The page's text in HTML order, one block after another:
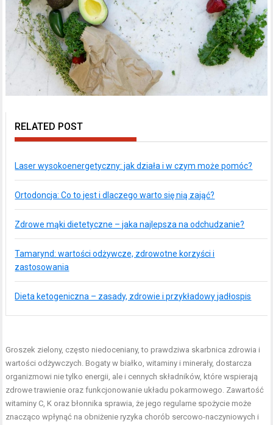
RELATED POST
Laser wysokoenergetyczny: jak działa i w czym może pomóc?
Ortodoncja: Co to jest i dlaczego warto się nią zająć?
Zdrowe mąki dietetyczne – jaka najlepsza na odchudzanie?
Tamarynd: wartości odżywcze, zdrowotne korzyści i
zastosowania
Dieta ketogeniczna – zasady, zdrowie i przykładowy jadłospis
Groszek zielony, często niedoceniany, to prawdziwa skarbnica zdrowia i
wartości odżywczych. Bogaty w białko, witaminy i minerały, dostarcza
organizmowi nie tylko energii, ale i cennych składników, które wspierają
zdrowe trawienie oraz funkcjonowanie układu pokarmowego. Zawartość
witaminy C, K oraz błonnika sprawia, że jego regularne spożycie może
znacząco wpłynąć na obniżenie ryzyka chorób sercowo-naczyniowych i